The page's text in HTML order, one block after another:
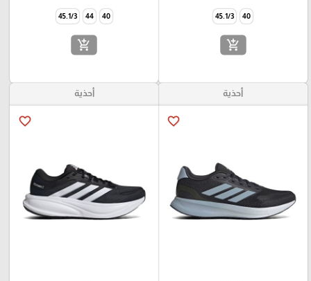
40
45.1/3
add_shopping_cart
40
44
45.1/3
add_shopping_cart
أحذية
favorite_border
أحذية
favorite_border